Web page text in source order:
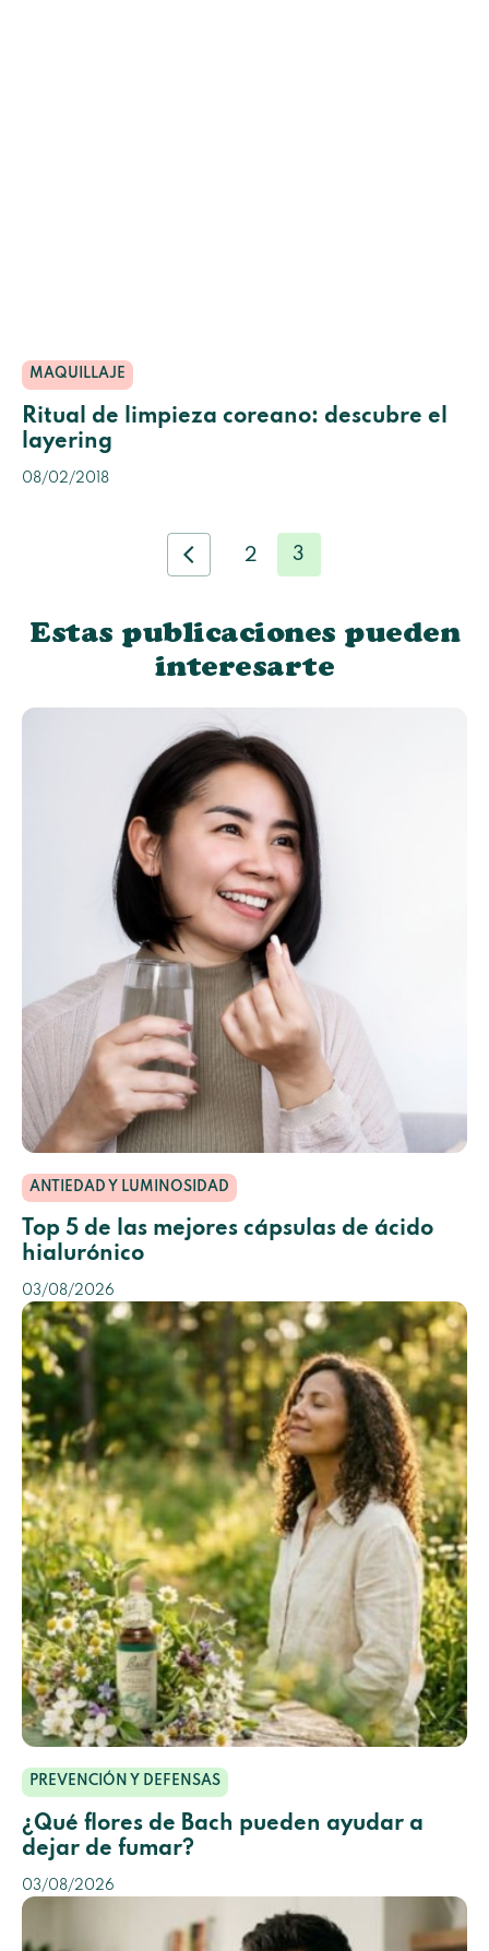
MAQUILLAJE
Ritual de limpieza coreano: descubre el
layering
08/02/2018
2 3
Estas publicaciones pueden
interesarte
ANTIEDAD Y LUMINOSIDAD
Top 5 de las mejores cápsulas de ácido
hialurónico
03/08/2026
PREVENCIÓN Y DEFENSAS
¿Qué flores de Bach pueden ayudar a
dejar de fumar?
03/08/2026